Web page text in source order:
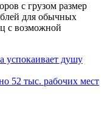
с грузом размер
для обычных
с возможной
успокаивает душу
52 тыс. рабочих мест